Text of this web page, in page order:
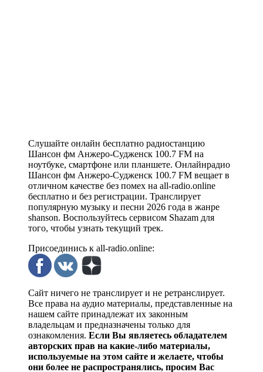
Слушайте онлайн бесплатно радиостанцию
Шансон фм Анжеро-Судженск 100.7 FM на
ноутбуке, смартфоне или планшете. Онлайнрадио
Шансон фм Анжеро-Судженск 100.7 FM вещает в
отличном качестве без помех на all-radio.online
бесплатно и без регистрации. Транслирует
популярную музыку и песни 2026 года в жанре
shanson. Воспользуйтесь сервисом Shazam для
того, чтобы узнать текущий трек.
Присоединись к all-radio.online:
Сайт ничего не транслирует и не ретранслирует.
Все права на аудио материалы, представленные на
нашем сайте принадлежат их законным
владельцам и предназначены только для
ознакомления. Если Вы являетесь обладателем
авторских прав на какие-либо материалы,
используемые на этом сайте и желаете, чтобы
они более не распространялись, просим Вас